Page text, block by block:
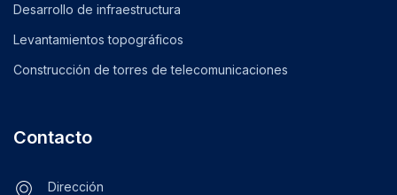
Desarrollo de infraestructura
Levantamientos topográficos
Construcción de torres de telecomunicaciones
Contacto
Dirección